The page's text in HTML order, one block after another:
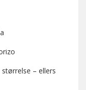
– ellers